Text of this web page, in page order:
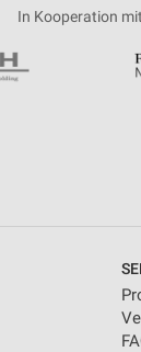
In Kooperation